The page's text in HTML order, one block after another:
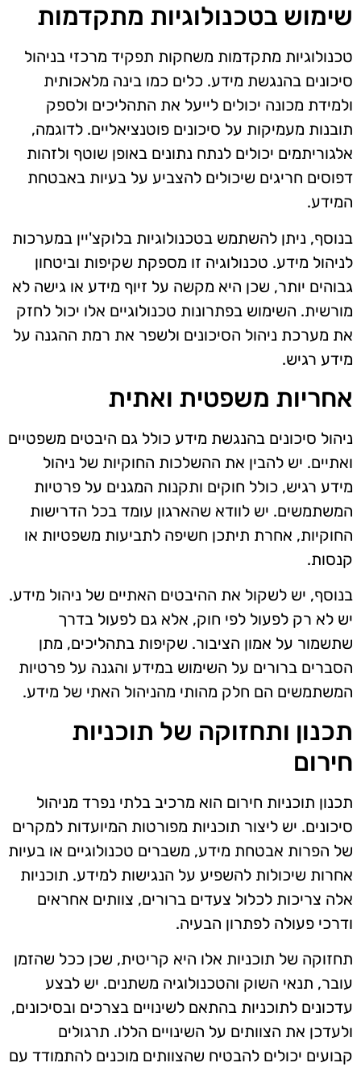
שימוש בטכנולוגיות מתקדמות
טכנולוגיות מתקדמות משחקות תפקיד מרכזי בניהול
סיכונים בהנגשת מידע. כלים כמו בינה מלאכותית
ולמידת מכונה יכולים לייעל את התהליכים ולספק
תובנות מעמיקות על סיכונים פוטנציאליים. לדוגמה,
אלגוריתמים יכולים לנתח נתונים באופן שוטף ולזהות
דפוסים חריגים שיכולים להצביע על בעיות באבטחת
המידע.
בנוסף, ניתן להשתמש בטכנולוגיות בלוקצ'יין במערכות
לניהול מידע. טכנולוגיה זו מספקת שקיפות וביטחון
גבוהים יותר, שכן היא מקשה על זיוף מידע או גישה לא
מורשית. השימוש בפתרונות טכנולוגיים אלו יכול לחזק
את מערכת ניהול הסיכונים ולשפר את רמת ההגנה על
מידע רגיש.
אחריות משפטית ואתית
ניהול סיכונים בהנגשת מידע כולל גם היבטים משפטיים
ואתיים. יש להבין את ההשלכות החוקיות של ניהול
מידע רגיש, כולל חוקים ותקנות המגנים על פרטיות
המשתמשים. יש לוודא שהארגון עומד בכל הדרישות
החוקיות, אחרת תיתכן חשיפה לתביעות משפטיות או
קנסות.
בנוסף, יש לשקול את ההיבטים האתיים של ניהול מידע.
יש לא רק לפעול לפי חוק, אלא גם לפעול בדרך
שתשמור על אמון הציבור. שקיפות בתהליכים, מתן
הסברים ברורים על השימוש במידע והגנה על פרטיות
המשתמשים הם חלק מהותי מהניהול האתי של מידע.
תכנון ותחזוקה של תוכניות
חירום
תכנון תוכניות חירום הוא מרכיב בלתי נפרד מניהול
סיכונים. יש ליצור תוכניות מפורטות המיועדות למקרים
של הפרות אבטחת מידע, משברים טכנולוגיים או בעיות
אחרות שיכולות להשפיע על הנגישות למידע. תוכניות
אלה צריכות לכלול צעדים ברורים, צוותים אחראים
ודרכי פעולה לפתרון הבעיה.
תחזוקה של תוכניות אלו היא קריטית, שכן ככל שהזמן
עובר, תנאי השוק והטכנולוגיה משתנים. יש לבצע
עדכונים לתוכניות בהתאם לשינויים בצרכים ובסיכונים,
ולעדכן את הצוותים על השינויים הללו. תרגולים
קבועים יכולים להבטיח שהצוותים מוכנים להתמודד עם